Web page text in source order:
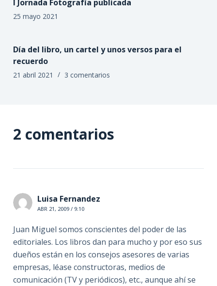
I Jornada Fotografía publicada
25 mayo 2021
Día del libro, un cartel y unos versos para el
recuerdo
21 abril 2021 3 comentarios
2 comentarios
Luisa Fernandez
ABR 21, 2009 / 9:10
Juan Miguel somos conscientes del poder de las
editoriales. Los libros dan para mucho y por eso sus
dueños están en los consejos asesores de varias
empresas, léase constructoras, medios de
comunicación (TV y periódicos), etc., aunque ahí se